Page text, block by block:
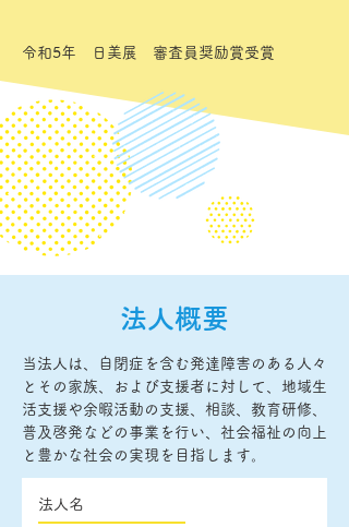
令和5年 日美展 審査員奨励賞受賞
法人概要
当法人は、自閉症を含む発達障害のある人々
とその家族、および支援者に対して、地域生
活支援や余暇活動の支援、相談、教育研修、
普及啓発などの事業を行い、社会福祉の向上
と豊かな社会の実現を目指します。
法人名